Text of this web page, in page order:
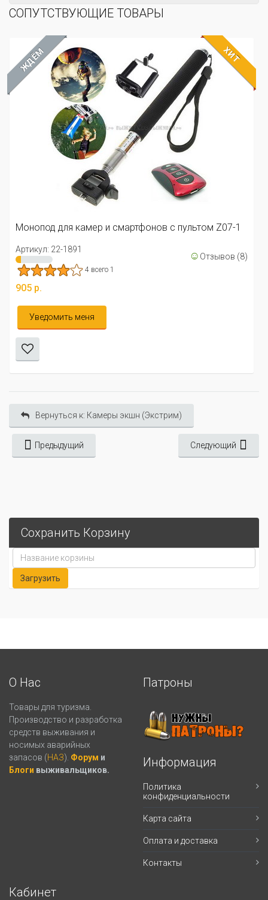
СОПУТСТВУЮЩИЕ ТОВАРЫ
ЖДЁМ ХИТ
Монопод для камер и смартфонов с пультом Z07-1
Артикул: 22-1891 ☺ Отзывов (8)
4 всего 1
905 р.
Уведомить меня
Вернуться к: Камеры экшн (Экстрим)
Предыдущий Следующий
Сохранить Корзину
О Нас
Товары для туризма.
Производство и разработка
средств выживания и
носимых аварийных
запасов (НАЗ). Форум и
Блоги выживальщиков.
Патроны
Информация
Политика
конфиденциальности
Карта сайта
Оплата и доставка
Контакты
Кабинет